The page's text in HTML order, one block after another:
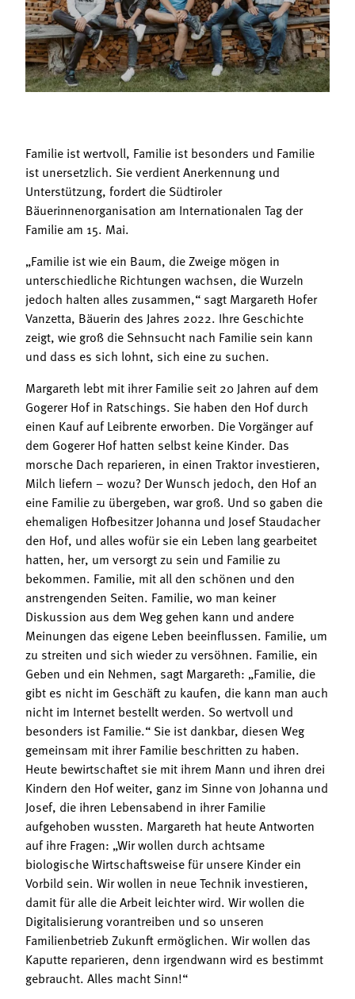
Mitgliedschaft
Landessekretariat
Bäuerliche Buffets
Hofgeschichten
Familie ist wertvoll, Familie ist besonders und Familie
ist unersetzlich. Sie verdient Anerkennung und
Unterstützung, fordert die Südtiroler
Bäuerinnenorganisation am Internationalen Tag der
Familie am 15. Mai.
„Familie ist wie ein Baum, die Zweige mögen in
unterschiedliche Richtungen wachsen, die Wurzeln
jedoch halten alles zusammen,“ sagt Margareth Hofer
Vanzetta, Bäuerin des Jahres 2022. Ihre Geschichte
zeigt, wie groß die Sehnsucht nach Familie sein kann
und dass es sich lohnt, sich eine zu suchen.
Margareth lebt mit ihrer Familie seit 20 Jahren auf dem
Gogerer Hof in Ratschings. Sie haben den Hof durch
einen Kauf auf Leibrente erworben. Die Vorgänger auf
dem Gogerer Hof hatten selbst keine Kinder. Das
morsche Dach reparieren, in einen Traktor investieren,
Milch liefern – wozu? Der Wunsch jedoch, den Hof an
eine Familie zu übergeben, war groß. Und so gaben die
ehemaligen Hofbesitzer Johanna und Josef Staudacher
den Hof, und alles wofür sie ein Leben lang gearbeitet
hatten, her, um versorgt zu sein und Familie zu
bekommen. Familie, mit all den schönen und den
anstrengenden Seiten. Familie, wo man keiner
Diskussion aus dem Weg gehen kann und andere
Meinungen das eigene Leben beeinflussen. Familie, um
zu streiten und sich wieder zu versöhnen. Familie, ein
Geben und ein Nehmen, sagt Margareth: „Familie, die
gibt es nicht im Geschäft zu kaufen, die kann man auch
nicht im Internet bestellt werden. So wertvoll und
besonders ist Familie.“ Sie ist dankbar, diesen Weg
gemeinsam mit ihrer Familie beschritten zu haben.
Heute bewirtschaftet sie mit ihrem Mann und ihren drei
Kindern den Hof weiter, ganz im Sinne von Johanna und
Josef, die ihren Lebensabend in ihrer Familie
aufgehoben wussten. Margareth hat heute Antworten
auf ihre Fragen: „Wir wollen durch achtsame
biologische Wirtschaftsweise für unsere Kinder ein
Vorbild sein. Wir wollen in neue Technik investieren,
damit für alle die Arbeit leichter wird. Wir wollen die
Digitalisierung vorantreiben und so unseren
Familienbetrieb Zukunft ermöglichen. Wir wollen das
Kaputte reparieren, denn irgendwann wird es bestimmt
gebraucht. Alles macht Sinn!“